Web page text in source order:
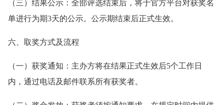
（三）结果公示：全部评选结束后，将于官方平台对获奖名
单进行为期3天的公示。公示期结束后正式生效。
六、取奖方式及流程
（一）获奖通知：主办方将在结果正式生效后5个工作日
内，通过电话及邮件联系所有获奖者。